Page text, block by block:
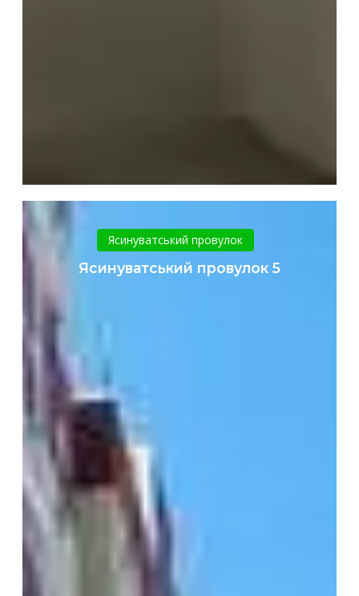
провулок
5
Ясинуватський провулок
Ясинуватський провулок 5